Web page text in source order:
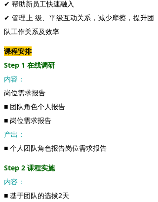
✔ 帮助新员工快速融入
✔ 管理上 级、平级互动关系，减少摩擦，提升团
队工作关系及效率
课程安排
Step 1 在线调研
内容：
岗位需求报告
■ 团队角色个人报告
■ 岗位需求报告
产出：
■ 个人团队角色报告岗位需求报告
Step 2 课程实施
内容：
■ 基于团队的选拔2天